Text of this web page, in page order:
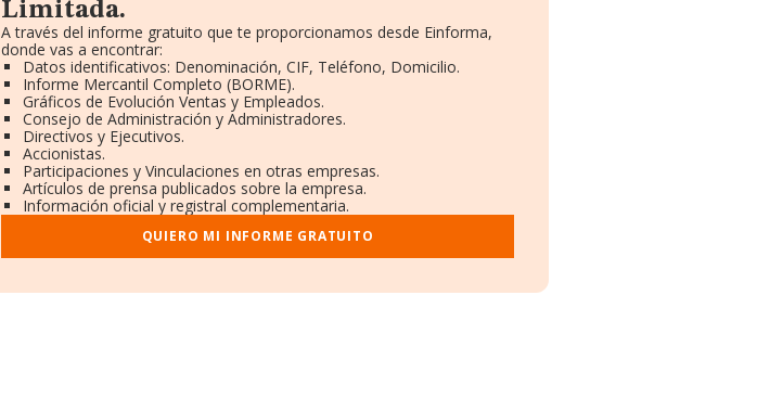
Limitada.
A través del informe gratuito que te proporcionamos desde Einforma,
donde vas a encontrar:
Datos identificativos: Denominación, CIF, Teléfono, Domicilio.
Informe Mercantil Completo (BORME).
Gráficos de Evolución Ventas y Empleados.
Consejo de Administración y Administradores.
Directivos y Ejecutivos.
Accionistas.
Participaciones y Vinculaciones en otras empresas.
Artículos de prensa publicados sobre la empresa.
Información oficial y registral complementaria.
QUIERO MI INFORME GRATUITO